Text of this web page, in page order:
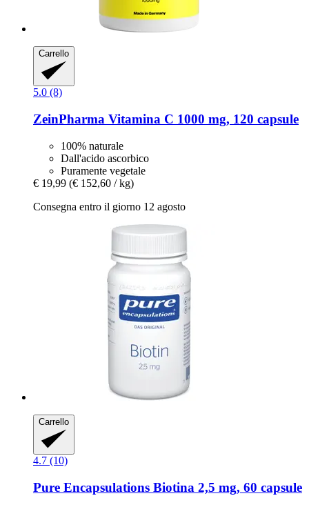
Carrello
5.0 (8)
ZeinPharma Vitamina C 1000 mg, 120 capsule
100% naturale
Dall'acido ascorbico
Puramente vegetale
€ 19,99 (€ 152,60 / kg)
Consegna entro il giorno 12 agosto
Carrello
4.7 (10)
Pure Encapsulations Biotina 2,5 mg, 60 capsule